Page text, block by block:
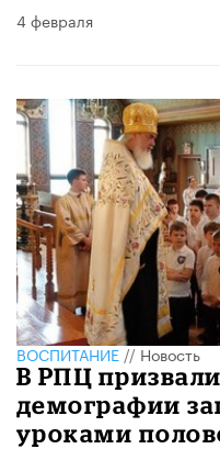
4 февраля
ВОСПИТАНИЕ//Новость
В РПЦ
демографии
уроками